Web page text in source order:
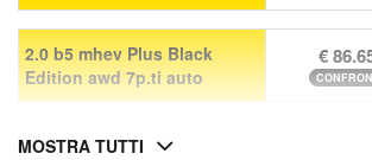
2.0 b5 mhev Plus Black
Edition awd 7p.ti auto
€
MOSTRA TUTTI